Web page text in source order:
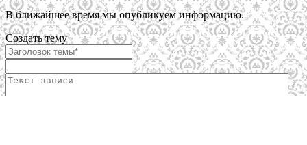
В ближайшее время мы опубликуем информацию.
Создать тему